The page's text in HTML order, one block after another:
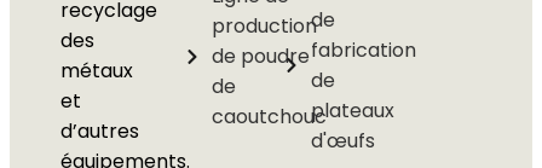
recyclage
des
métaux
et
d’autres
équipements.
production
de poudre
de
caoutchouc
de
fabrication
de
plateaux
d'œufs